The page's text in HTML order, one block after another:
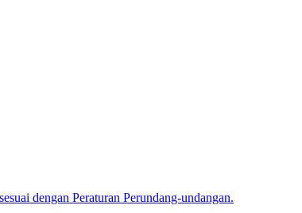
dengan Peraturan Perundang-undangan.